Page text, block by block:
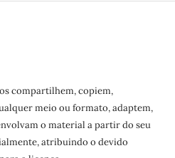
compartilhem, copiem,
meio ou formato, adaptem,
o material a partir do seu
atribuindo o devido